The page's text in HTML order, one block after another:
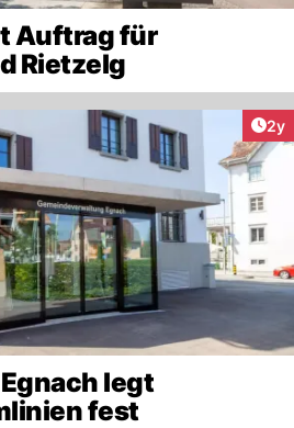
Auftrag für
Rietzelg
2y
legt
fest